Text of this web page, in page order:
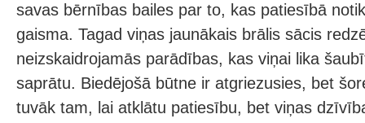
savas bērnības bailes par to, kas patiesībā
gaisma. Tagad viņas jaunākais brālis sācis
neizskaidrojamās parādības, kas viņai lika
saprātu. Biedējošā būtne ir atgriezusies, bet
tuvāk tam, lai atklātu patiesību, bet viņas